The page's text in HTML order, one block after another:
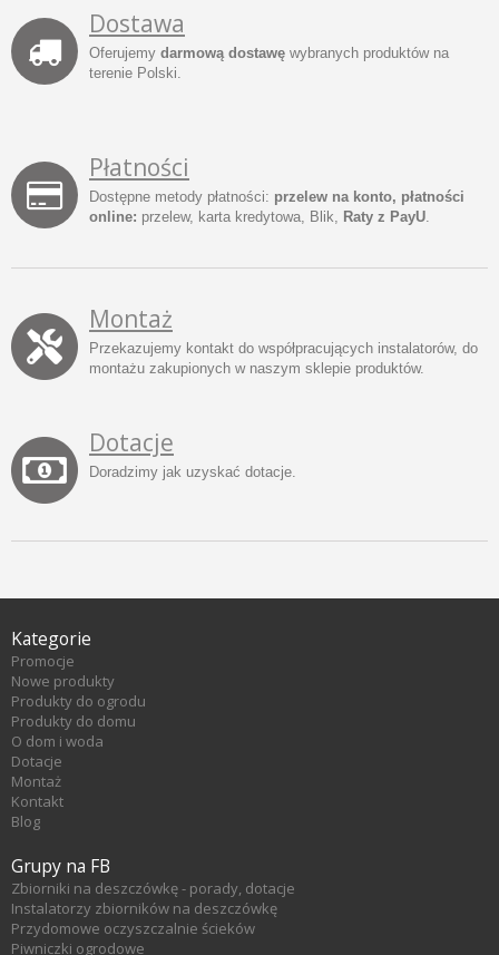
Dostawa
Oferujemy darmową dostawę wybranych produktów na
terenie Polski.
Płatności
Dostępne metody płatności: przelew na konto, płatności
online: przelew, karta kredytowa, Blik, Raty z PayU
Montaż
Przekazujemy kontakt do współpracujących instalatorów, do
montażu zakupionych w naszym sklepie produktów.
Dotacje
Doradzimy jak uzyskać dotacje.
Kategorie
Promocje
Nowe produkty
Produkty do ogrodu
Produkty do domu
O dom i woda
Dotacje
Montaż
Kontakt
Blog
Grupy na FB
Zbiorniki na deszczówkę - porady, dotacje
Instalatorzy zbiorników na deszczówkę
Przydomowe oczyszczalnie ścieków
Piwniczki ogrodowe